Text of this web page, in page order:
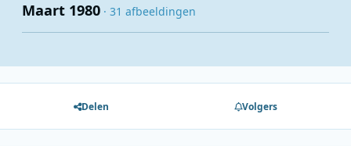
Maart 1980 · 31 afbeeldingen
Delen Volgers